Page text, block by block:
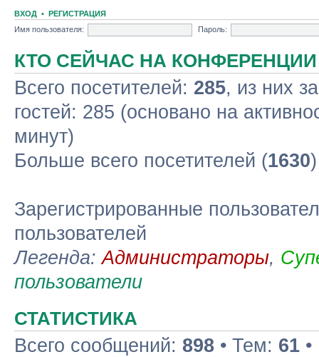
ВХОД • РЕГИСТРАЦИЯ
Имя пользователя:
Пароль:
КТО СЕЙЧАС НА КОНФЕРЕНЦИИ
Всего посетителей: 285, из них
гостей: 285 (основано на
минут)
Больше всего посетителей (1630
Зарегистрированные
пользователей
Легенда:Администраторы,
пользователи
СТАТИСТИКА
Всего сообщений: 898 • Тем: 61